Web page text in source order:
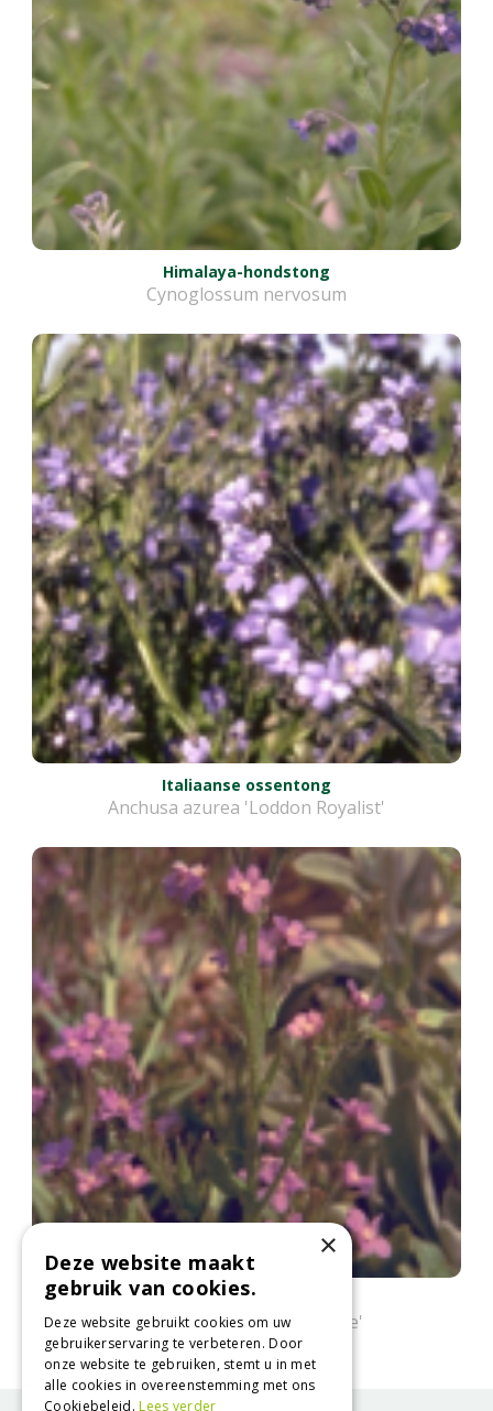
Himalaya-hondstong
Cynoglossum nervosum
Italiaanse ossentong
Anchusa azurea 'Loddon Royalist'
Italiaanse ossentong
Anchusa azurea 'Dropmore'
×
Deze website maakt
gebruik van cookies.
Deze website gebruikt cookies om uw
gebruikerservaring te verbeteren. Door
onze website te gebruiken, stemt u in met
alle cookies in overeenstemming met ons
Cookiebeleid.Lees verder